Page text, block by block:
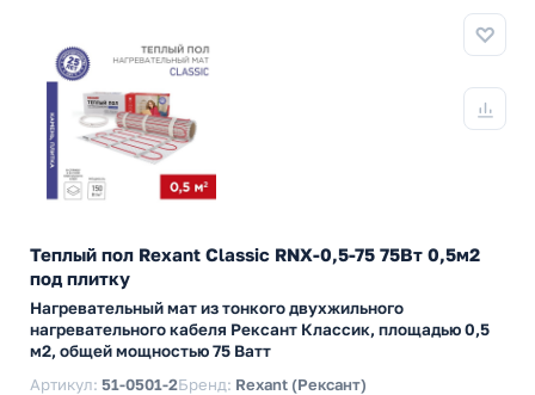
Теплый пол Rexant Classic RNX-0,5-75 75Вт 0,5м2
под плитку
Нагревательный мат из тонкого двухжильного
нагревательного кабеля Рексант Классик, площадью 0,5
м2, общей мощностью 75 Ватт
Артикул: 51-0501-2Бренд: Rexant (Рексант)